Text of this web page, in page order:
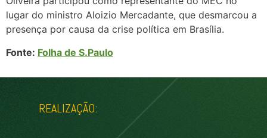
lugar do ministro Aloizio Mercadante, que desmarcou a
presença por causa da crise política em Brasília.
Fonte: Folha de S.Paulo
REALIZAÇÃO: